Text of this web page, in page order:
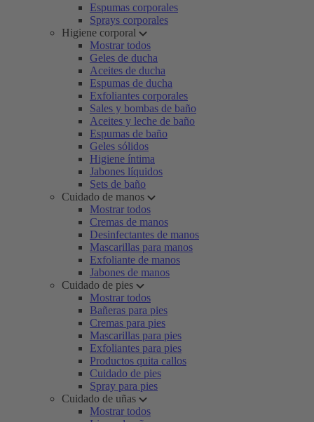
Espumas corporales
Sprays corporales
Higiene corporal
Mostrar todos
Geles de ducha
Aceites de ducha
Espumas de ducha
Exfoliantes corporales
Sales y bombas de baño
Aceites y leche de baño
Espumas de baño
Geles sólidos
Higiene íntima
Jabones líquidos
Sets de baño
Cuidado de manos
Mostrar todos
Cremas de manos
Desinfectantes de manos
Mascarillas para manos
Exfoliante de manos
Jabones de manos
Cuidado de pies
Mostrar todos
Bañeras para pies
Cremas para pies
Mascarillas para pies
Exfoliantes para pies
Productos quita callos
Cuidado de pies
Spray para pies
Cuidado de uñas
Mostrar todos